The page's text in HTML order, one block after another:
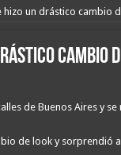
hizo un drástico cambio
cambio
de Buenos Aires y